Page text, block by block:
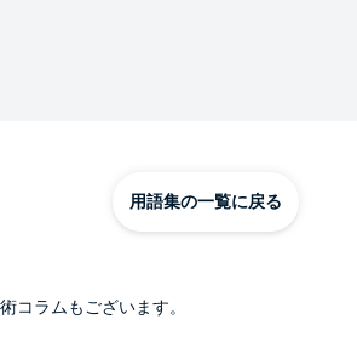
用語集の一覧に戻る
コラムもございます。